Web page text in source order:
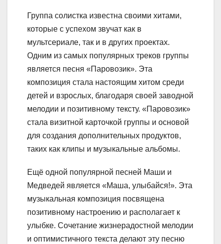
Группа солистка известна своими хитами,
которые с успехом звучат как в
мультсериале, так и в других проектах.
Одним из самых популярных треков группы
является песня «Паровозик». Эта
композиция стала настоящим хитом среди
детей и взрослых, благодаря своей заводной
мелодии и позитивному тексту. «Паровозик»
стала визитной карточкой группы и основой
для создания дополнительных продуктов,
таких как клипы и музыкальные альбомы.
Ещё одной популярной песней Маши и
Медведей является «Маша, улыбайся!». Эта
музыкальная композиция посвящена
позитивному настроению и располагает к
улыбке. Сочетание жизнерадостной мелодии
и оптимистичного текста делают эту песню